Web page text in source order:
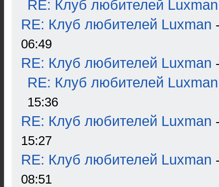
RE: Клуб любителей Luxman
RE: Клуб любителей Luxman
06:49
RE: Клуб любителей Luxman
RE: Клуб любителей Luxman
15:36
RE: Клуб любителей Luxman
15:27
RE: Клуб любителей Luxman
08:51